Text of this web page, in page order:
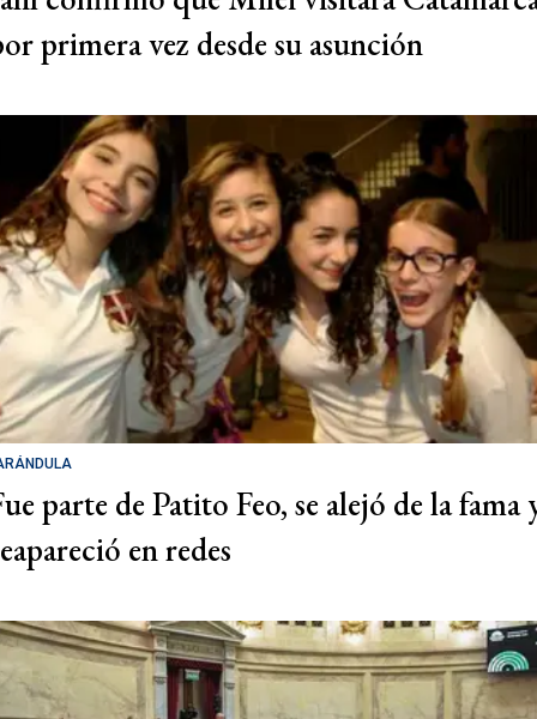
primera vez desde su asunción
parte de Patito Feo, se alejó de la fama
en redes